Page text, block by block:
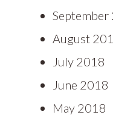
September
August
July 2018
June 2018
May 2018